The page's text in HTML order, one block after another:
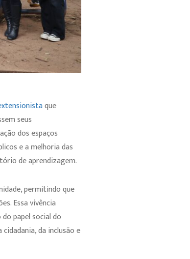
que
seus
dos espaços
e a melhoria das
de aprendizagem.
permitindo que
Essa vivência
papel social do
da inclusão e